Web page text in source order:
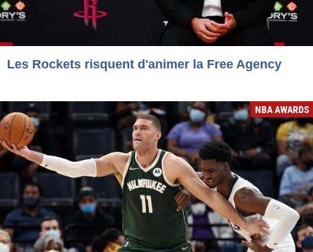
Les Rockets risquent d'animer la Free Agency
NBA AWARDS